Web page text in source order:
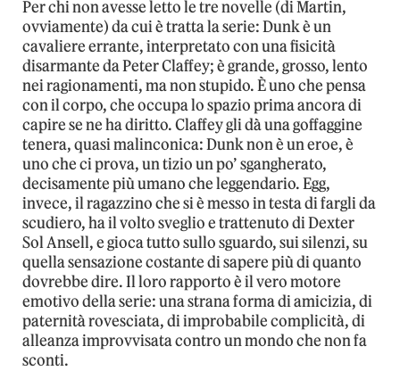
Per chi non avesse letto le tre novelle (di Martin,
ovviamente) da cui è tratta la serie: Dunk è un
cavaliere errante, interpretato con una fisicità
disarmante da Peter Claffey; è grande, grosso, lento
nei ragionamenti, ma non stupido. È uno che pensa
con il corpo, che occupa lo spazio prima ancora di
capire se ne ha diritto. Claffey gli dà una goffaggine
tenera, quasi malinconica: Dunk non è un eroe, è
uno che ci prova, un tizio un po’ sgangherato,
decisamente più umano che leggendario. Egg,
invece, il ragazzino che si è messo in testa di fargli da
scudiero, ha il volto sveglio e trattenuto di Dexter
Sol Ansell, e gioca tutto sullo sguardo, sui silenzi, su
quella sensazione costante di sapere più di quanto
dovrebbe dire. Il loro rapporto è il vero motore
emotivo della serie: una strana forma di amicizia, di
paternità rovesciata, di improbabile complicità, di
alleanza improvvisata contro un mondo che non fa
sconti.